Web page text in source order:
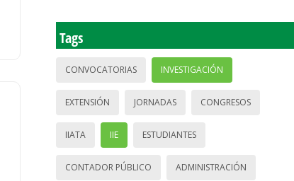
Tags
CONVOCATORIAS INVESTIGACIÓN
EXTENSIÓN JORNADAS CONGRESOS
IIATA IIE ESTUDIANTES
CONTADOR PÚBLICO ADMINISTRACIÓN